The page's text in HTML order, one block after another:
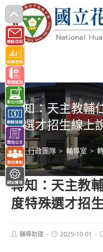
跳
轉
至
主
要
內
容 轉知：天主教輔
殊選才招生線上
> 行政團隊 > 輔導室 >
轉知：天主教
度特殊選才招
Post輔導助理
Post2025-10-01